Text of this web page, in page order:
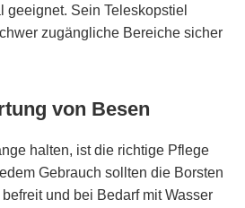
geeignet. Sein Teleskopstiel
zugängliche Bereiche sicher
von Besen
halten, ist die richtige Pflege
Gebrauch sollten die Borsten
und bei Bedarf mit Wasser